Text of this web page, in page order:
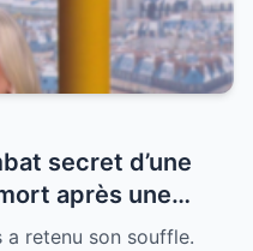
secret d’une
après une
a retenu son souffle.